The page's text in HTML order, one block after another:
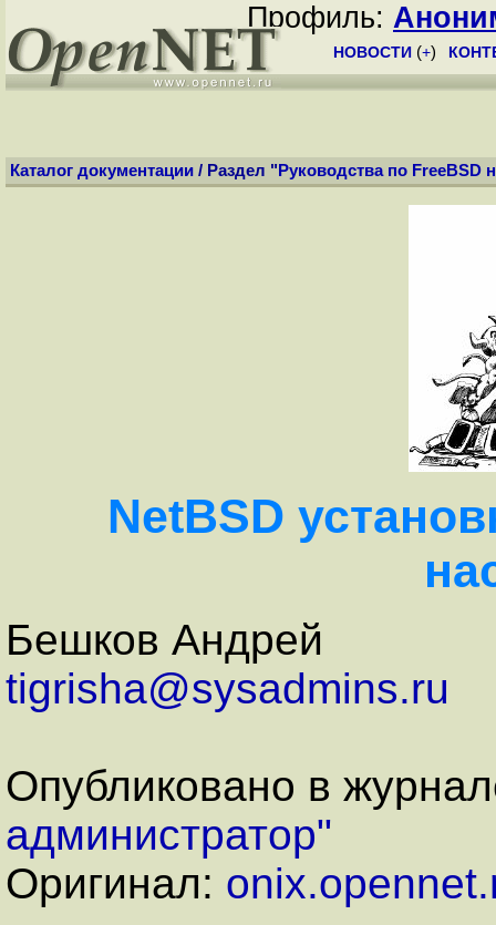
Профиль:
НОВОСТИ (+)
Каталог документации / Раздел " Руководства по FreeBSD
NetBSD
Бешков Андрей
tigrisha@sysadmins.ru
Опубликовано в
администратор"
Оригинал: